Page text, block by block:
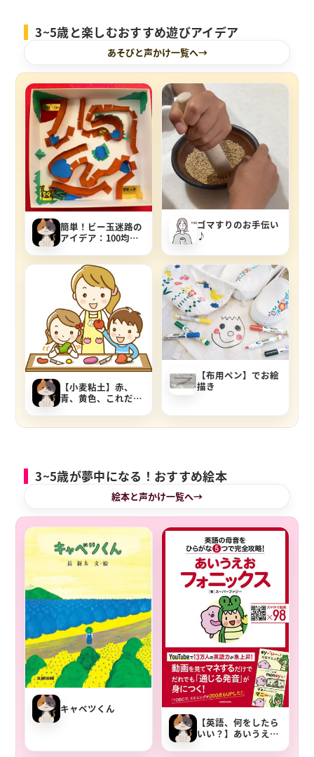
3~5歳と楽しむおすすめ遊びアイデア
あそびと声かけ一覧へ
簡単！ビー玉迷路の
アイデア：100均材
ゴマすりのお手伝い
♪
【小麦粘土】赤、
青、黄色、これだけ
【三原色】
【布用ペン】でお絵
描き
3~5歳が夢中になる！おすすめ絵本
絵本と声かけ一覧へ
キャベツくん
【英語、何をしたら
いい？】あいうえお